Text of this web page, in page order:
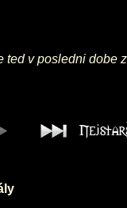
v posledni